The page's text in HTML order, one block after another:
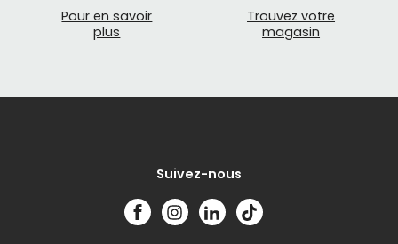
Pour en savoir
plus
Trouvez votre
magasin
Suivez-nous